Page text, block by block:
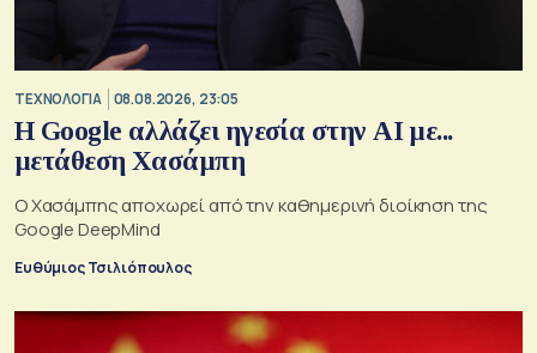
ΤΕΧΝΟΛΟΓΙΑ 08.08.2026, 23:05
Η Google αλλάζει ηγεσία στην AI με...
μετάθεση Χασάμπη
Ο Χασάμπης αποχωρεί από την καθημερινή διοίκηση της
Google DeepMind
Ευθύμιος Τσιλιόπουλος